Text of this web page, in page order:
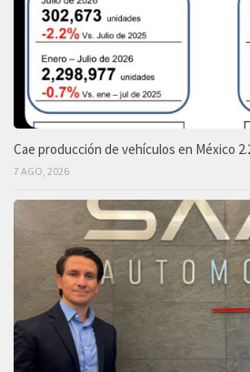
Cae producción de vehículos en México
7 AGO, 2026